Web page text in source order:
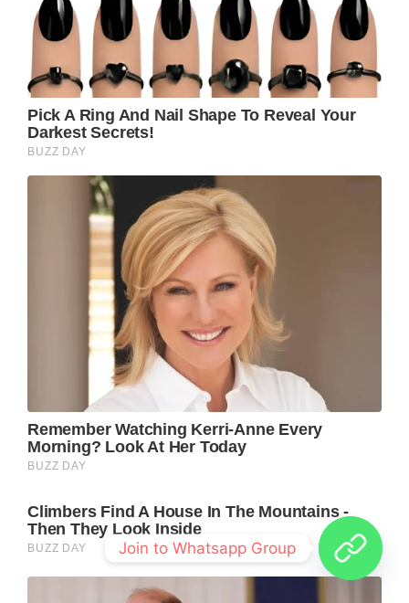
Join to Whatsapp Group